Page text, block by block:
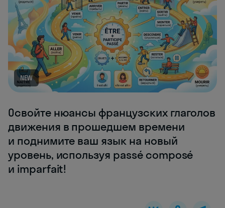
NEW
Освойте нюансы французских глаголов
движения в прошедшем времени
и поднимите ваш язык на новый
уровень, используя passé composé
и imparfait!